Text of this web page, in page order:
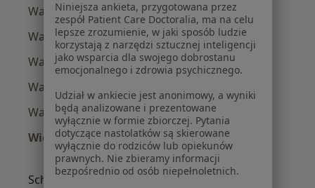
Wady serca w Gdańsku
Wady serca w Wejherowie
Wady serca w Kartuzach
Wady serca w Sopocie
Wady serca w Pruszczu Gdańskim
Więcej (7)
Więcej w kategorii: W pobliżu Gdyni
Schorzenia w Gdyni
Niniejsza ankieta, przygotowana przez
zespół Patient Care Doctoralia, ma na celu
lepsze zrozumienie, w jaki sposób ludzie
korzystają z narzędzi sztucznej inteligencji
jako wsparcia dla swojego dobrostanu
emocjonalnego i zdrowia psychicznego.
Udział w ankiecie jest anonimowy, a wyniki
będą analizowane i prezentowane
wyłącznie w formie zbiorczej. Pytania
dotyczące nastolatków są skierowane
wyłącznie do rodziców lub opiekunów
prawnych. Nie zbieramy informacji
bezpośrednio od osób niepełnoletnich.